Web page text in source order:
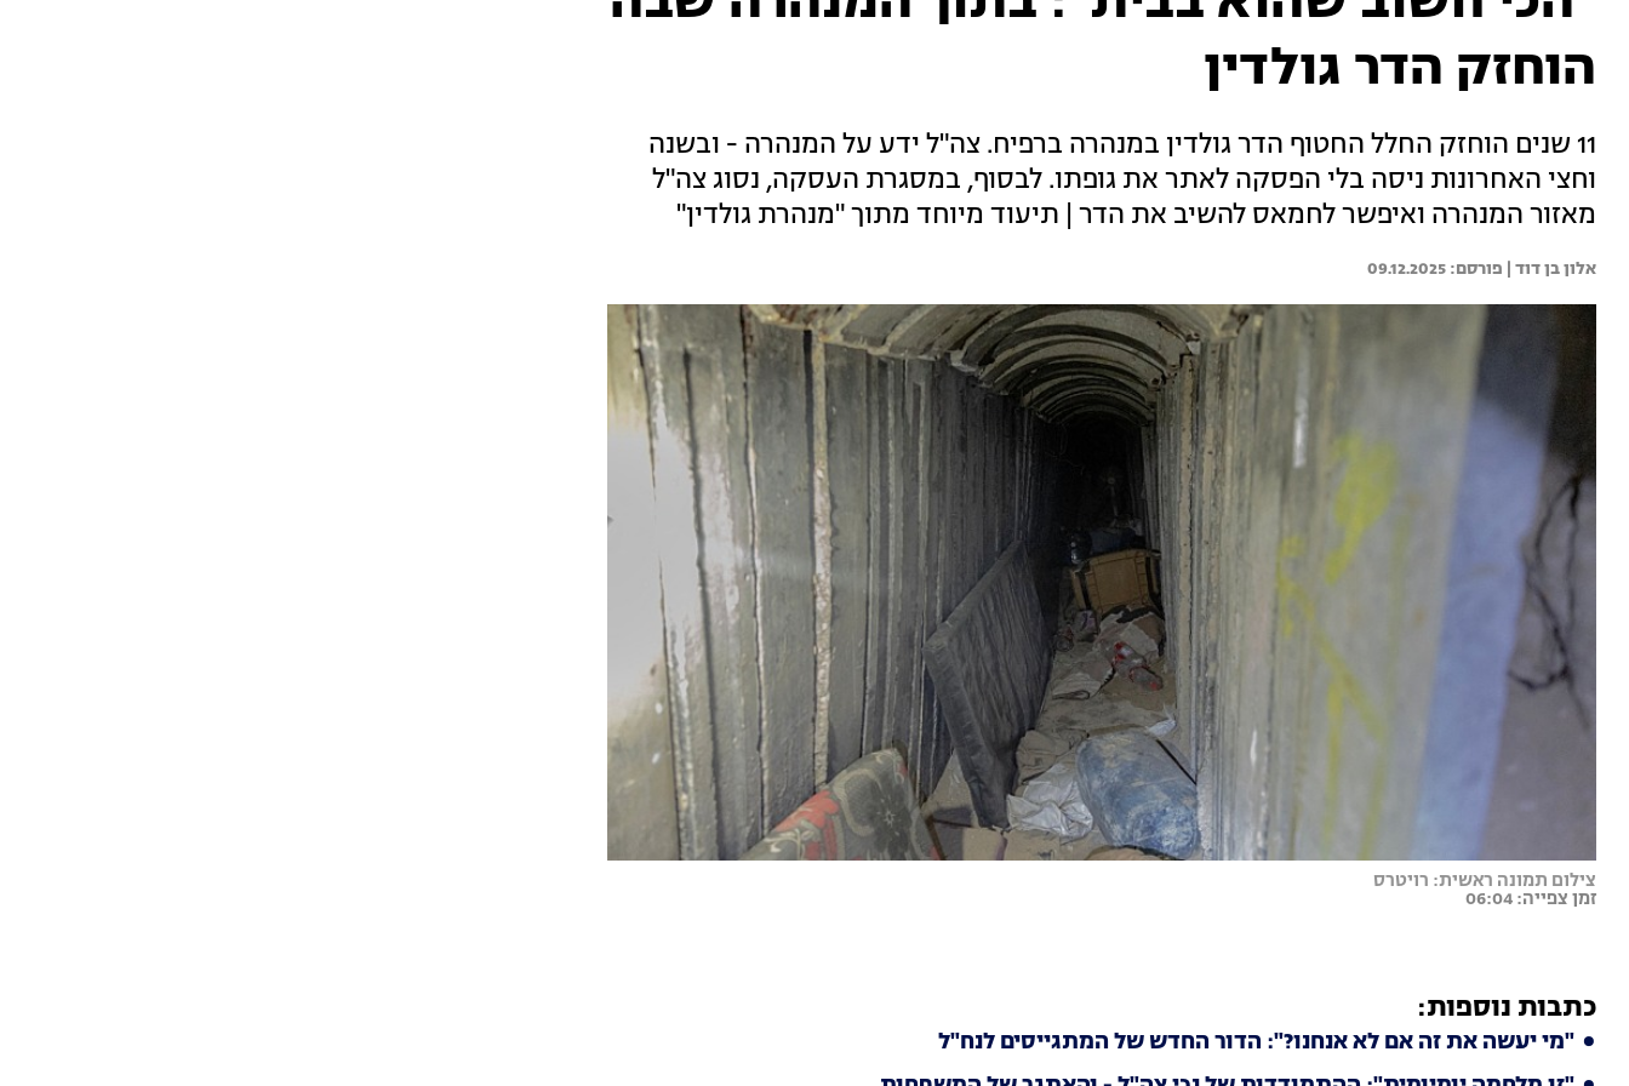
הוחזק הדר גולדין
11 שנים הוחזק החלל החטוף הדר גולדין במנהרה ברפיח. צה"ל ידע על המנהרה - ובשנה
וחצי האחרונות ניסה בלי הפסקה לאתר את גופתו. לבסוף, במסגרת העסקה, נסוג צה"ל
מאזור המנהרה ואיפשר לחמאס להשיב את הדר | תיעוד מיוחד מתוך "מנהרת גולדין"
אלון בן דוד | 09.12.2025
צילום תמונה ראשית: רויטרס
זמן צפייה: 06:04
כתבות נוספות:
"מי יעשה את זה אם לא אנחנו?": הדור החדש של המתגייסים לנח"ל